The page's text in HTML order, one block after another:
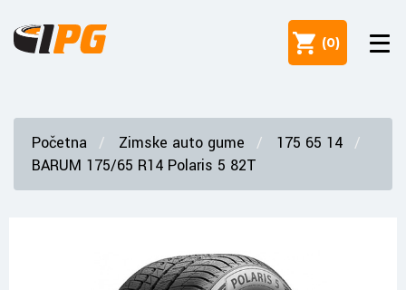
(0)
Početna Zimske auto gume
175 65 14
BARUM 175/65 R14 Polaris 5 82T